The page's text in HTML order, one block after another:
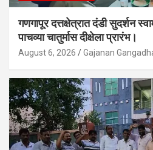
गणगापूर दत्तक्षेत्रात दंडी सुदर्शन
पाचव्या चातुर्मास दीक्षेला प्रारंभ।
August 6, 2026 Gajanan